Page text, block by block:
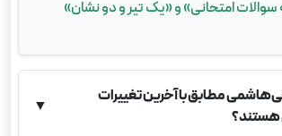
سوالات امتحانی» و «یک تیر و دو نشان»
مطابق با آخرین تغییرات
▼